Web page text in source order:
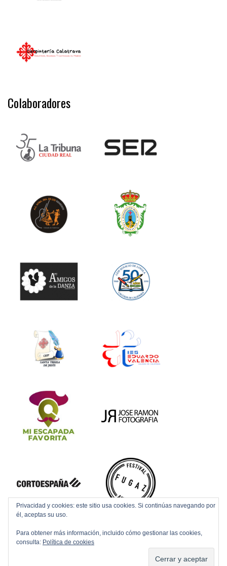
Colaboradores
Privacidad y cookies: este sitio usa cookies. Si continúas navegando por
él, aceptas su uso.
Para obtener más información, incluido cómo gestionar las cookies,
consulta: Política de cookies